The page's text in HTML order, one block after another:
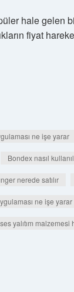
hale gelen
fiyat
ne işe yarar
Bondex nasıl
nerede satılır
ne işe yarar
yalıtım malzemesi